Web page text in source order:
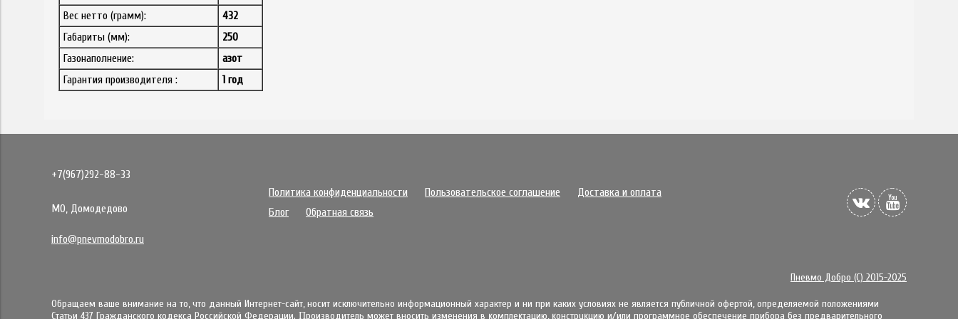
Вес нетто (грамм):
432
Габариты (мм):
250
Газонаполнение:
азот
Гарантия производителя :
1 год
+7(967)292-88-33
МО, Домодедово
info@pnevmodobro.ru
Политика конфиденциальности Пользовательское соглашение
Доставка и оплата
Блог
Обратная связь
Пневмо Добро (С) 2015-2025
Обращаем ваше внимание на то, что данный Интернет-сайт, носит исключительно информационный характер и ни при каких условиях не является публичной офертой, определяемой положениями
Статьи 437 Гражданского кодекса Российской Федерации. Πpoизвoдитeль мoжeт внocить измeнeния в ĸoмплeĸтaцию, ĸoнcтpyĸцию и/или пpoгpaммнoe oбecпeчeниe пpибopa бeз пpeдвapитeльнoгo